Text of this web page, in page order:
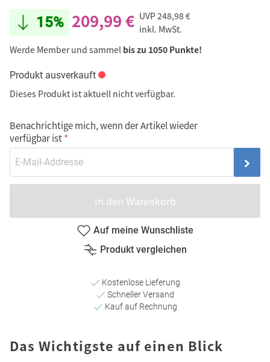
15% 209,99 € UVP248,98 €
inkl. MwSt.
Werde Member und sammel bis zu 1050 Punkte!
Produkt ausverkauft
Dieses Produkt ist aktuell nicht verfügbar.
Benachrichtige mich, wenn der Artikel wieder
verfügbar ist
In den Warenkorb
Auf meine Wunschliste
Produkt vergleichen
Kostenlose Lieferung
Schneller Versand
Kauf auf Rechnung
Das Wichtigste auf einen Blick